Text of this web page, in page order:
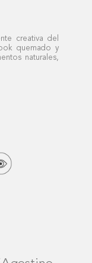
creativa del
quemado y
naturales,